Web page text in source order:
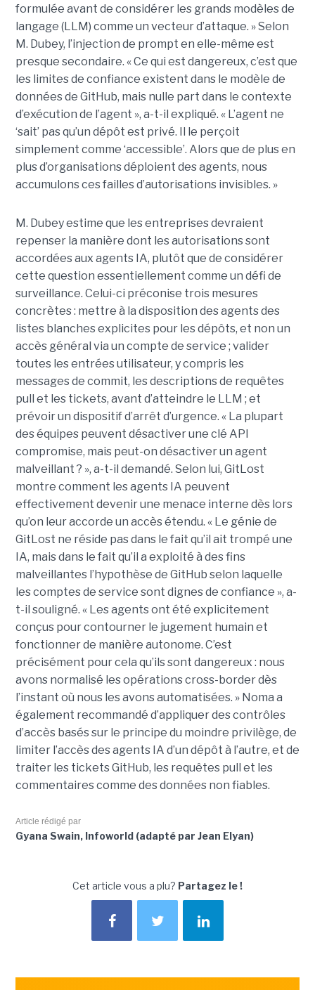
formulée avant de considérer les grands modèles de
langage (LLM) comme un vecteur d’attaque. » Selon
M. Dubey, l’injection de prompt en elle-même est
presque secondaire. « Ce qui est dangereux, c’est que
les limites de confiance existent dans le modèle de
données de GitHub, mais nulle part dans le contexte
d’exécution de l’agent », a-t-il expliqué. « L’agent ne
‘sait’ pas qu’un dépôt est privé. Il le perçoit
simplement comme ‘accessible’. Alors que de plus en
plus d’organisations déploient des agents, nous
accumulons ces failles d’autorisations invisibles. »
M. Dubey estime que les entreprises devraient
repenser la manière dont les autorisations sont
accordées aux agents IA, plutôt que de considérer
cette question essentiellement comme un défi de
surveillance. Celui-ci préconise trois mesures
concrètes : mettre à la disposition des agents des
listes blanches explicites pour les dépôts, et non un
accès général via un compte de service ; valider
toutes les entrées utilisateur, y compris les
messages de commit, les descriptions de requêtes
pull et les tickets, avant d’atteindre le LLM ; et
prévoir un dispositif d’arrêt d’urgence. « La plupart
des équipes peuvent désactiver une clé API
compromise, mais peut-on désactiver un agent
malveillant ? », a-t-il demandé. Selon lui, GitLost
montre comment les agents IA peuvent
effectivement devenir une menace interne dès lors
qu’on leur accorde un accès étendu. « Le génie de
GitLost ne réside pas dans le fait qu’il ait trompé une
IA, mais dans le fait qu’il a exploité à des fins
malveillantes l’hypothèse de GitHub selon laquelle
les comptes de service sont dignes de confiance », a-
t-il souligné. « Les agents ont été explicitement
conçus pour contourner le jugement humain et
fonctionner de manière autonome. C’est
précisément pour cela qu’ils sont dangereux : nous
avons normalisé les opérations cross-border dès
l’instant où nous les avons automatisées. » Noma a
également recommandé d’appliquer des contrôles
d’accès basés sur le principe du moindre privilège, de
limiter l’accès des agents IA d’un dépôt à l’autre, et de
traiter les tickets GitHub, les requêtes pull et les
commentaires comme des données non fiables.
Article rédigé par
Gyana Swain, Infoworld (adapté par Jean Elyan)
Cet article vous a plu? Partagez le !